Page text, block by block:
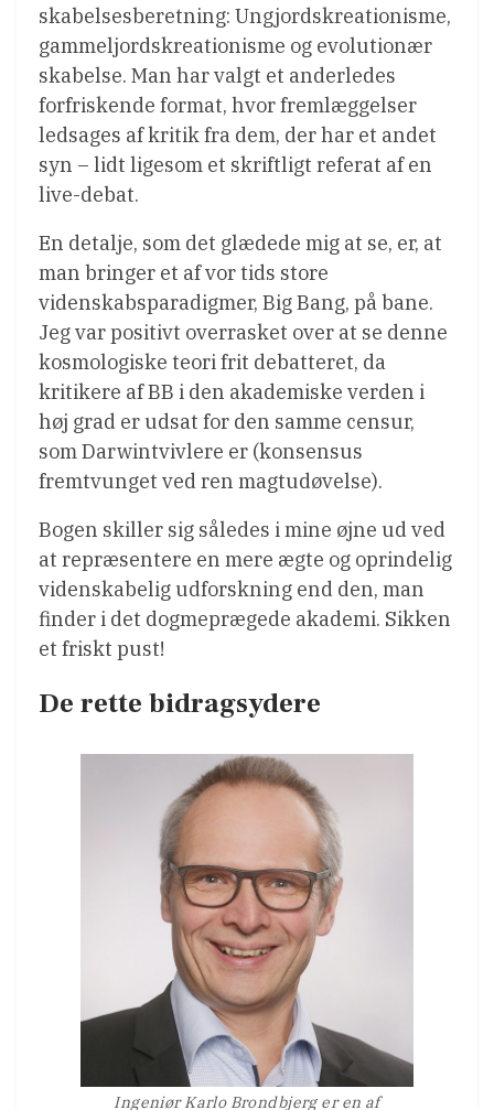
skabelsesberetning: Ungjordskreationisme,
gammeljordskreationisme og evolutionær
skabelse. Man har valgt et anderledes
forfriskende format, hvor fremlæggelser
ledsages af kritik fra dem, der har et andet
syn – lidt ligesom et skriftligt referat af en
live-debat.
En detalje, som det glædede mig at se, er, at
man bringer et af vor tids store
videnskabsparadigmer, Big Bang, på bane.
Jeg var positivt overrasket over at se denne
kosmologiske teori frit debatteret, da
kritikere af BB i den akademiske verden i
høj grad er udsat for den samme censur,
som Darwintvivlere er (konsensus
fremtvunget ved ren magtudøvelse).
Bogen skiller sig således i mine øjne ud ved
at repræsentere en mere ægte og oprindelig
videnskabelig udforskning end den, man
finder i det dogmeprægede akademi. Sikken
et friskt pust!
De rette bidragsydere
Ingeniør Karlo Brondbjerg er en af